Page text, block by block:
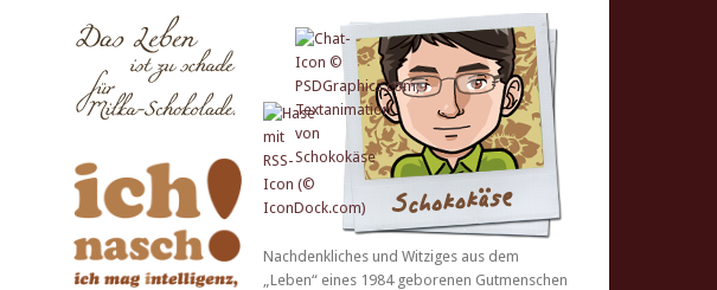
Nachdenkliches und Witziges aus dem
„Leben“ eines 1984 geborenen Gutmenschen